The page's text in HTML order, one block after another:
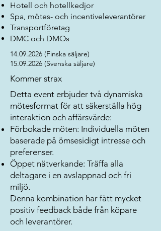
Hotell och hotellkedjor
Spa, mötes- och incentiveleverantörer
Transportföretag
DMC och DMOs
14.09.2026 (Finska säljare)
15.09.2026 (Svenska säljare)
Kommer strax
Detta event erbjuder två dynamiska
mötesformat för att säkerställa hög
interaktion och affärsvärde:
Förbokade möten: Individuella möten
baserade på ömsesidigt intresse och
preferenser.
Öppet nätverkande: Träffa alla
deltagare i en avslappnad och fri
miljö.
Denna kombination har fått mycket
positiv feedback både från köpare
och leverantörer.